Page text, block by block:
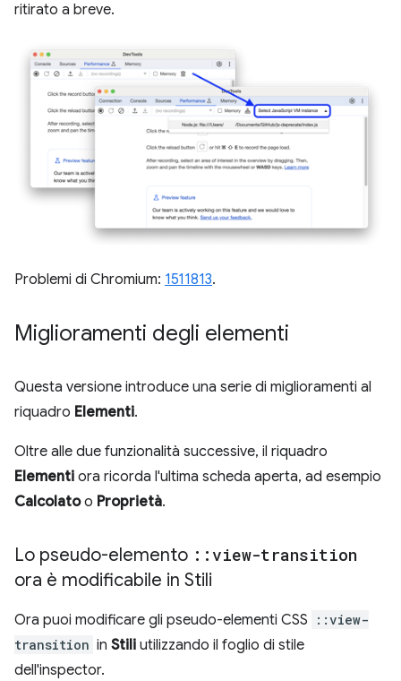
ritirato a breve.
Problemi di Chromium: 1511813.
Miglioramenti degli elementi
Questa versione introduce una serie di miglioramenti al
riquadro Elementi.
Oltre alle due funzionalità successive, il riquadro
Elementi ora ricorda l'ultima scheda aperta, ad esempio
Calcolatoo Proprietà.
Lo pseudo-elemento :: view-transition
ora è modificabile in Stili
Ora puoi modificare gli pseudo-elementi CSS
::view-
transition in Stili utilizzando il foglio di stile
dell'inspector.